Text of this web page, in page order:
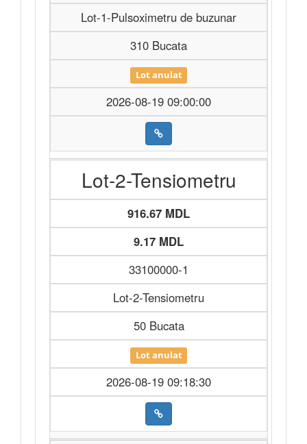
Lot-1-Pulsoximetru de buzunar
310 Bucata
Lot anulat
2026-08-19 09:00:00
Lot-2-Tensiometru
916.67 MDL
9.17 MDL
33100000-1
Lot-2-Tensiometru
50 Bucata
Lot anulat
2026-08-19 09:18:30